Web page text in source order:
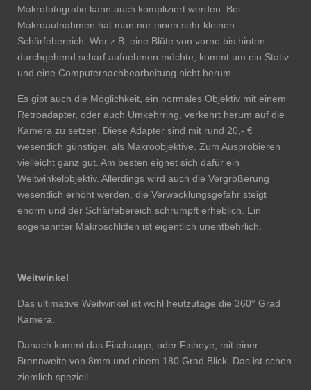
Makrofotografie kann auch kompliziert werden. Bei
Makroaufnahmen hat man nur einen sehr kleinen
Schärfebereich. Wer z.B. eine Blüte von vorne bis hinten
durchgehend scharf aufnehmen möchte, kommt um ein Stativ
und eine Computernachbearbeitung nicht herum.
Es gibt auch die Möglichkeit, ein normales Objektiv mit einem
Retroadapter, oder auch Umkehrring, verkehrt herum auf die
Kamera zu setzen. Diese Adapter sind mit rund 20,- €
wesentlich günstiger, als Makroobjektive. Zum Ausprobieren
vielleicht ganz gut. Am besten eignet sich dafür ein
Weitwinkelobjektiv. Allerdings wird auch die Vergrößerung
wesentlich erhöht werden, die Verwacklungsgefahr steigt
enorm und der Schärfebereich schrumpft erheblich. Ein
sogenannter Makroschlitten ist eigentlich unentbehrlich.
Weitwinkel
Das ultimative Weitwinkel ist wohl heutzutage die 360° Grad
Kamera.
Danach kommt das Fischauge, oder Fisheye, mit einer
Brennweite von 8mm und einem 180 Grad Blick. Das ist schon
ziemlich speziell.